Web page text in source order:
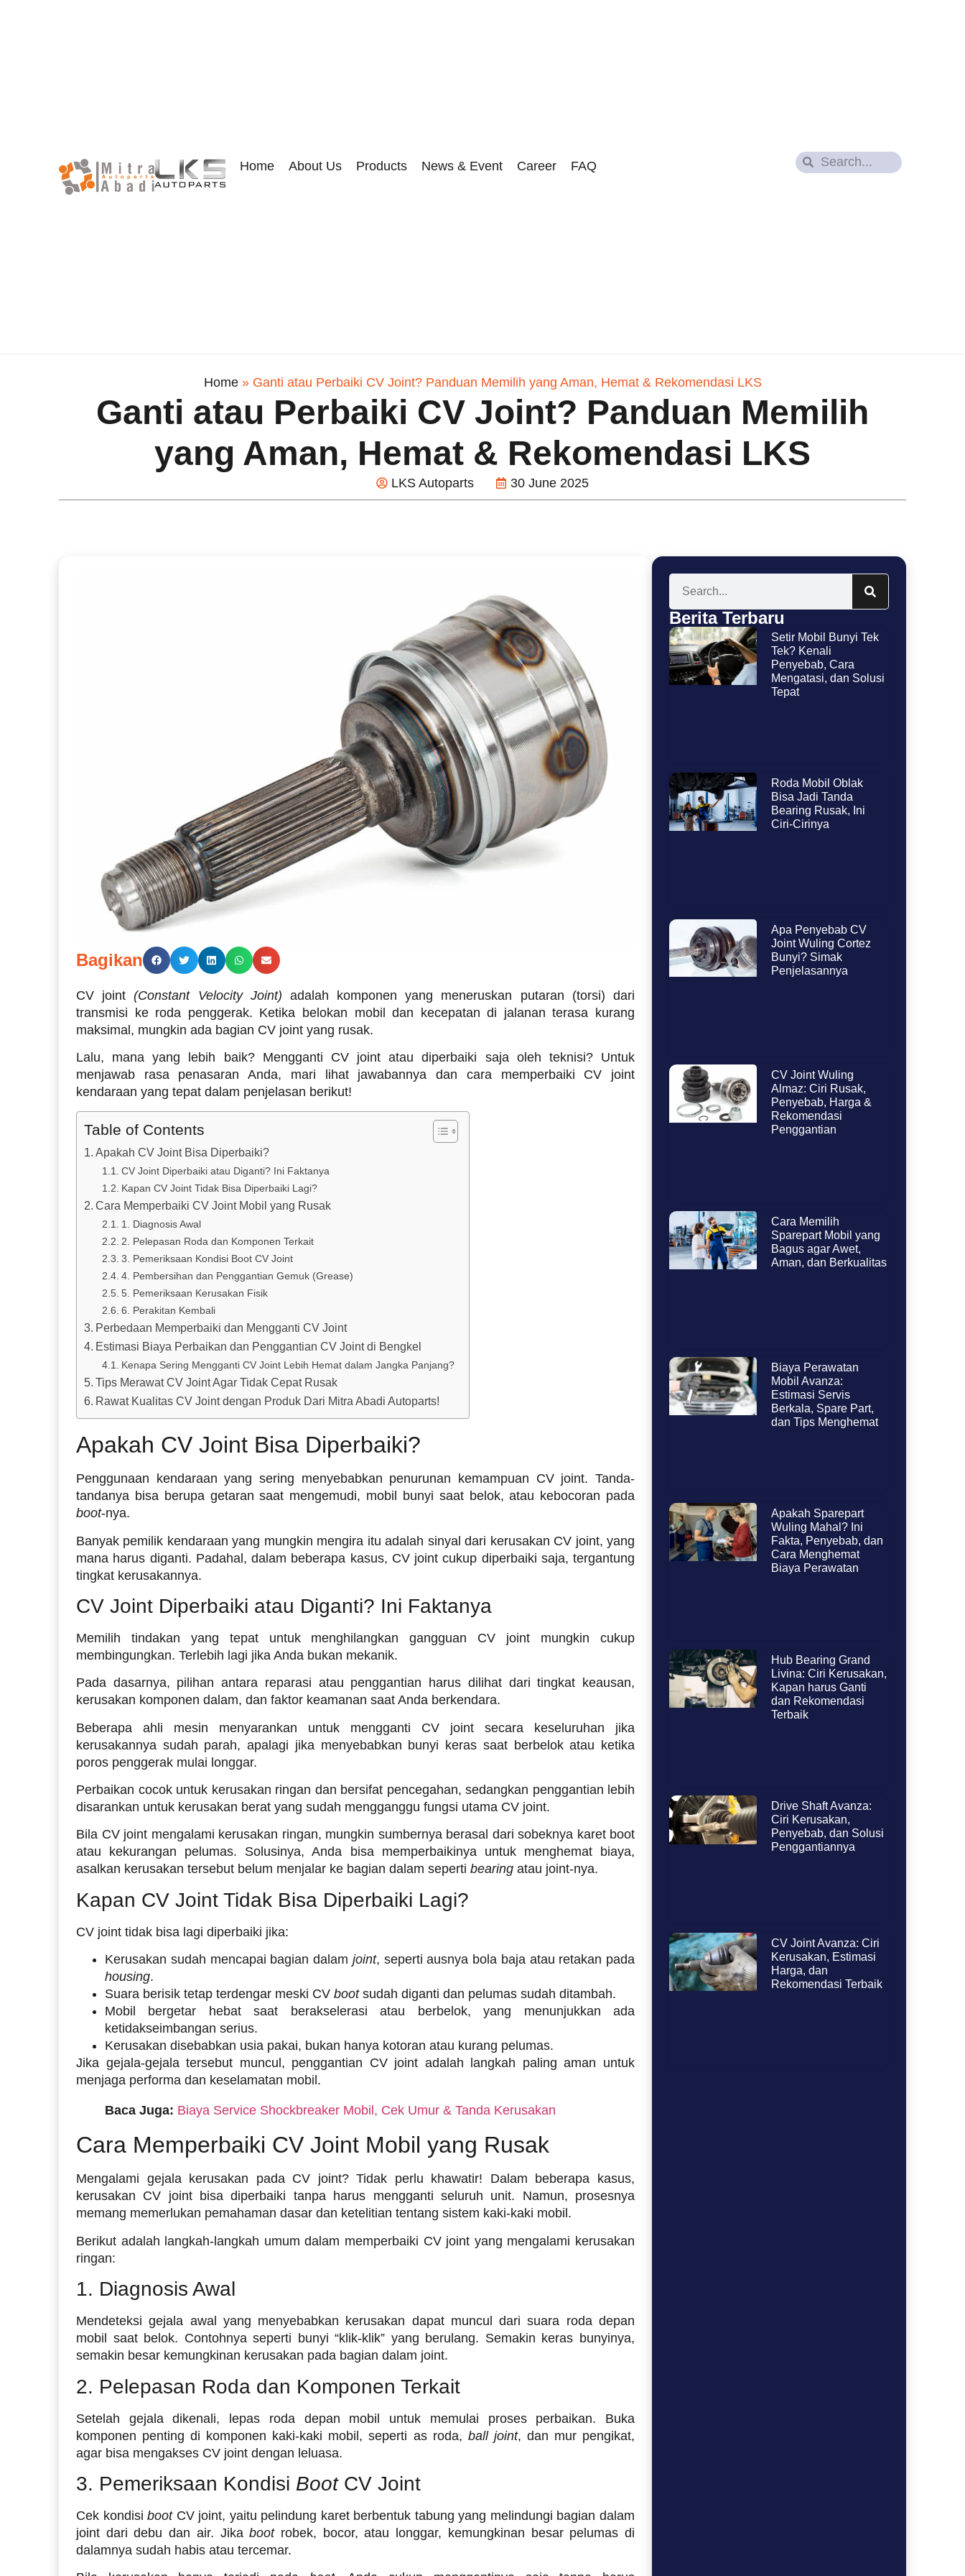
Home About Us Products News & Event Career FAQ
Home» Ganti atau Perbaiki CV Joint? Panduan Memilih yang Aman, Hemat & Rekomendasi LKS
Ganti atau Perbaiki CV Joint? Panduan Memilih
yang Aman, Hemat & Rekomendasi LKS
LKS Autoparts 30 June 2025
Bagikan
CV joint(Constant Velocity Joint) adalah komponen yang meneruskan putaran (torsi) dari
transmisi ke roda penggerak. Ketika belokan mobil dan kecepatan di jalanan terasa kurang
maksimal, mungkin ada bagian CV joint yang rusak.
Lalu, mana yang lebih baik? Mengganti CV joint atau diperbaiki saja oleh teknisi? Untuk
menjawab rasa penasaran Anda, mari lihat jawabannya dan cara memperbaiki CV joint
kendaraan yang tepat dalam penjelasan berikut!
Table of Contents
Apakah CV Joint Bisa Diperbaiki?
CV Joint Diperbaiki atau Diganti? Ini Faktanya
Kapan CV Joint Tidak Bisa Diperbaiki Lagi?
Cara Memperbaiki CV Joint Mobil yang Rusak
1. Diagnosis Awal
2. Pelepasan Roda dan Komponen Terkait
3. Pemeriksaan Kondisi Boot CV Joint
4. Pembersihan dan Penggantian Gemuk (Grease)
5. Pemeriksaan Kerusakan Fisik
6. Perakitan Kembali
Perbedaan Memperbaiki dan Mengganti CV Joint
Estimasi Biaya Perbaikan dan Penggantian CV Joint di Bengkel
Kenapa Sering Mengganti CV Joint Lebih Hemat dalam Jangka Panjang?
Tips Merawat CV Joint Agar Tidak Cepat Rusak
Rawat Kualitas CV Joint dengan Produk Dari Mitra Abadi Autoparts!
Apakah CV Joint Bisa Diperbaiki?
Penggunaan kendaraan yang sering menyebabkan penurunan kemampuan CV joint. Tanda-
tandanya bisa berupa getaran saat mengemudi, mobil bunyi saat belok, atau kebocoran pada
boot-nya.
Banyak pemilik kendaraan yang mungkin mengira itu adalah sinyal dari kerusakan CV joint, yang
mana harus diganti. Padahal, dalam beberapa kasus, CV joint cukup diperbaiki saja, tergantung
tingkat kerusakannya.
CV Joint Diperbaiki atau Diganti? Ini Faktanya
Memilih tindakan yang tepat untuk menghilangkan gangguan CV joint mungkin cukup
membingungkan. Terlebih lagi jika Anda bukan mekanik.
Pada dasarnya, pilihan antara reparasi atau penggantian harus dilihat dari tingkat keausan,
kerusakan komponen dalam, dan faktor keamanan saat Anda berkendara.
Beberapa ahli mesin menyarankan untuk mengganti CV joint secara keseluruhan jika
kerusakannya sudah parah, apalagi jika menyebabkan bunyi keras saat berbelok atau ketika
poros penggerak mulai longgar.
Perbaikan cocok untuk kerusakan ringan dan bersifat pencegahan, sedangkan penggantian lebih
disarankan untuk kerusakan berat yang sudah mengganggu fungsi utama CV joint.
Bila CV joint mengalami kerusakan ringan, mungkin sumbernya berasal dari sobeknya karet boot
atau kekurangan pelumas. Solusinya, Anda bisa memperbaikinya untuk menghemat biaya,
asalkan kerusakan tersebut belum menjalar ke bagian dalam seperti bearing atau joint-nya.
Kapan CV Joint Tidak Bisa Diperbaiki Lagi?
CV joint tidak bisa lagi diperbaiki jika:
Kerusakan sudah mencapai bagian dalam joint, seperti ausnya bola baja atau retakan pada
housing.
Suara berisik tetap terdengar meski CV bootsudah diganti dan pelumas sudah ditambah.
Mobil bergetar hebat saat berakselerasi atau berbelok, yang menunjukkan ada
ketidakseimbangan serius.
Kerusakan disebabkan usia pakai, bukan hanya kotoran atau kurang pelumas.
Jika gejala-gejala tersebut muncul, penggantian CV joint adalah langkah paling aman untuk
menjaga performa dan keselamatan mobil.
Baca Juga: Biaya Service Shockbreaker Mobil, Cek Umur & Tanda Kerusakan
Cara Memperbaiki CV Joint Mobil yang Rusak
Mengalami gejala kerusakan pada CV joint? Tidak perlu khawatir! Dalam beberapa kasus,
kerusakan CV joint bisa diperbaiki tanpa harus mengganti seluruh unit. Namun, prosesnya
memang memerlukan pemahaman dasar dan ketelitian tentang sistem kaki-kaki mobil.
Berikut adalah langkah-langkah umum dalam memperbaiki CV joint yang mengalami kerusakan
ringan:
1. Diagnosis Awal
Mendeteksi gejala awal yang menyebabkan kerusakan dapat muncul dari suara roda depan
mobil saat belok. Contohnya seperti bunyi “klik-klik” yang berulang. Semakin keras bunyinya,
semakin besar kemungkinan kerusakan pada bagian dalam joint.
2. Pelepasan Roda dan Komponen Terkait
Setelah gejala dikenali, lepas roda depan mobil untuk memulai proses perbaikan. Buka
komponen penting di komponen kaki-kaki mobil, seperti as roda, ball joint, dan mur pengikat,
agar bisa mengakses CV joint dengan leluasa.
3. Pemeriksaan Kondisi BootCV Joint
Cek kondisibootCV joint, yaitu pelindung karet berbentuk tabung yang melindungi bagian dalam
joint dari debu dan air. Jikabootrobek, bocor, atau longgar, kemungkinan besar pelumas di
dalamnya sudah habis atau tercemar.
Berita Terbaru
Setir Mobil Bunyi Tek
Tek? Kenali
Penyebab, Cara
Mengatasi, dan Solusi
Tepat
Roda Mobil Oblak
Bisa Jadi Tanda
Bearing Rusak, Ini
Ciri-Cirinya
Apa Penyebab CV
Joint Wuling Cortez
Bunyi? Simak
Penjelasannya
CV Joint Wuling
Almaz: Ciri Rusak,
Penyebab, Harga &
Rekomendasi
Penggantian
Cara Memilih
Sparepart Mobil yang
Bagus agar Awet,
Aman, dan Berkualitas
Biaya Perawatan
Mobil Avanza:
Estimasi Servis
Berkala, Spare Part,
dan Tips Menghemat
Apakah Sparepart
Wuling Mahal? Ini
Fakta, Penyebab, dan
Cara Menghemat
Biaya Perawatan
Hub Bearing Grand
Livina: Ciri Kerusakan,
Kapan harus Ganti
dan Rekomendasi
Terbaik
Drive Shaft Avanza:
Ciri Kerusakan,
Penyebab, dan Solusi
Penggantiannya
CV Joint Avanza: Ciri
Kerusakan, Estimasi
Harga, dan
Rekomendasi Terbaik